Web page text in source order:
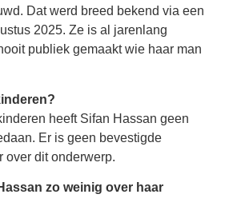
Dat werd breed bekend via een
2025. Ze is al jarenlang
publiek gemaakt wie haar man
heeft Sifan Hassan geen
Er is geen bevestigde
over dit onderwerp.
zo weinig over haar